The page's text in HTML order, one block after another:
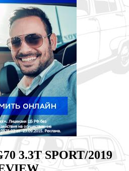
3.3T SPORT/2019